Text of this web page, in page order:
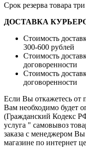
Срок резерва товара
ДОСТАВКА
Стоимость
300-600 рублей
Стоимость
договоренности
Стоимость
договоренности
Если Вы откажетесь от
Вам необходимо будет
(Гражданский Кодекс
услуга " самовывоз
заказа с менеджером
магазине по интернет